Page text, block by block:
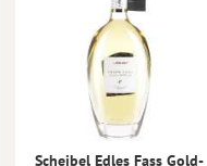
Scheibel Edles Fass Gold-